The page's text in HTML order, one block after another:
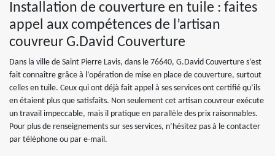
Installation de couverture en tuile : faites
appel aux compétences de l’artisan
couvreur G.David Couverture
Dans la ville de Saint Pierre Lavis, dans le 76640, G.David Couverture s’est
fait connaître grâce à l’opération de mise en place de couverture, surtout
celles en tuile. Ceux qui ont déjà fait appel à ses services ont certifié qu’ils
en étaient plus que satisfaits. Non seulement cet artisan couvreur exécute
un travail impeccable, mais il pratique en parallèle des prix raisonnables.
Pour plus de renseignements sur ses services, n’hésitez pas à le contacter
par téléphone ou par e-mail.